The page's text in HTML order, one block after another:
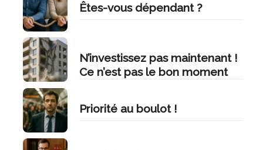
Êtes-vous dépendant ?
N’investissez pas maintenant !
Ce n’est pas le bon moment
Priorité au boulot !